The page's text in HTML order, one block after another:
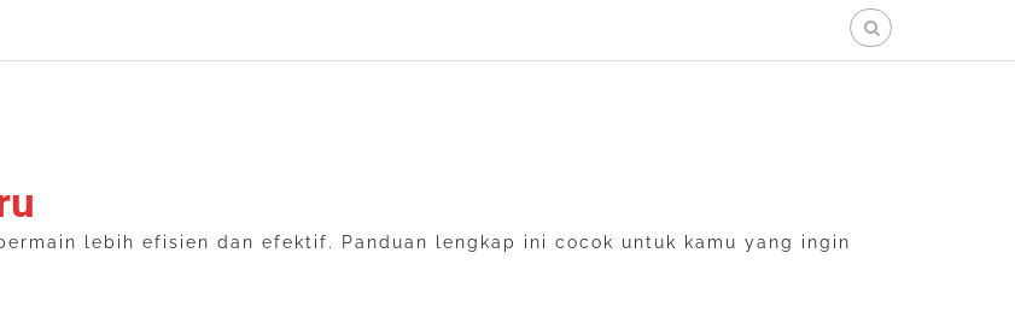
Search
for:
lebih efisien dan efektif. Panduan lengkap ini cocok untuk kamu yang ingin